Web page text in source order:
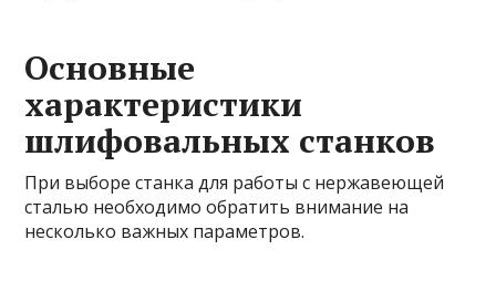
Основные
характеристики
шлифовальных станков
При выборе станка для работы с нержавеющей
сталью необходимо обратить внимание на
несколько важных параметров.